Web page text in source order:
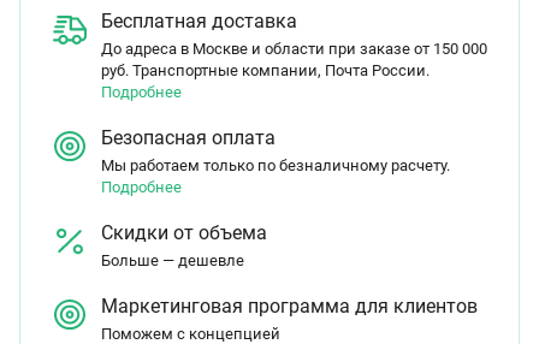
Бесплатная доставка
До адреса в Москве и области при заказе от 150 000
руб. Транспортные компании, Почта России.
Подробнее
Безопасная оплата
Мы работаем только по безналичному расчету.
Подробнее
Скидки от объема
Больше — дешевле
Маркетинговая программа для клиентов
Поможем с концепцией